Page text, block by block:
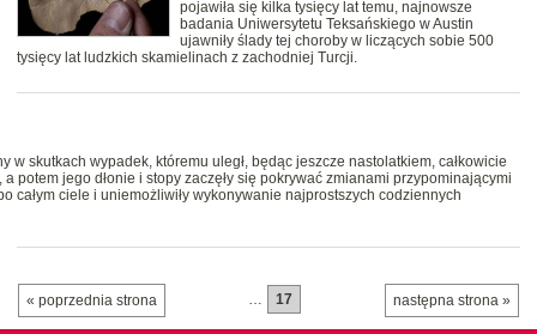
pojawiła się kilka tysięcy lat temu, najnowsze
badania Uniwersytetu Teksańskiego w Austin
ujawniły ślady tej choroby w liczących sobie 500
tysięcy lat ludzkich skamielinach z zachodniej Turcji.
w skutkach wypadek, któremu uległ, będąc jeszcze nastolatkiem, całkowicie
potem jego dłonie i stopy zaczęły się pokrywać zmianami przypominającymi
całym ciele i uniemożliwiły wykonywanie najprostszych codziennych
« poprzednia strona następna strona »
… 17